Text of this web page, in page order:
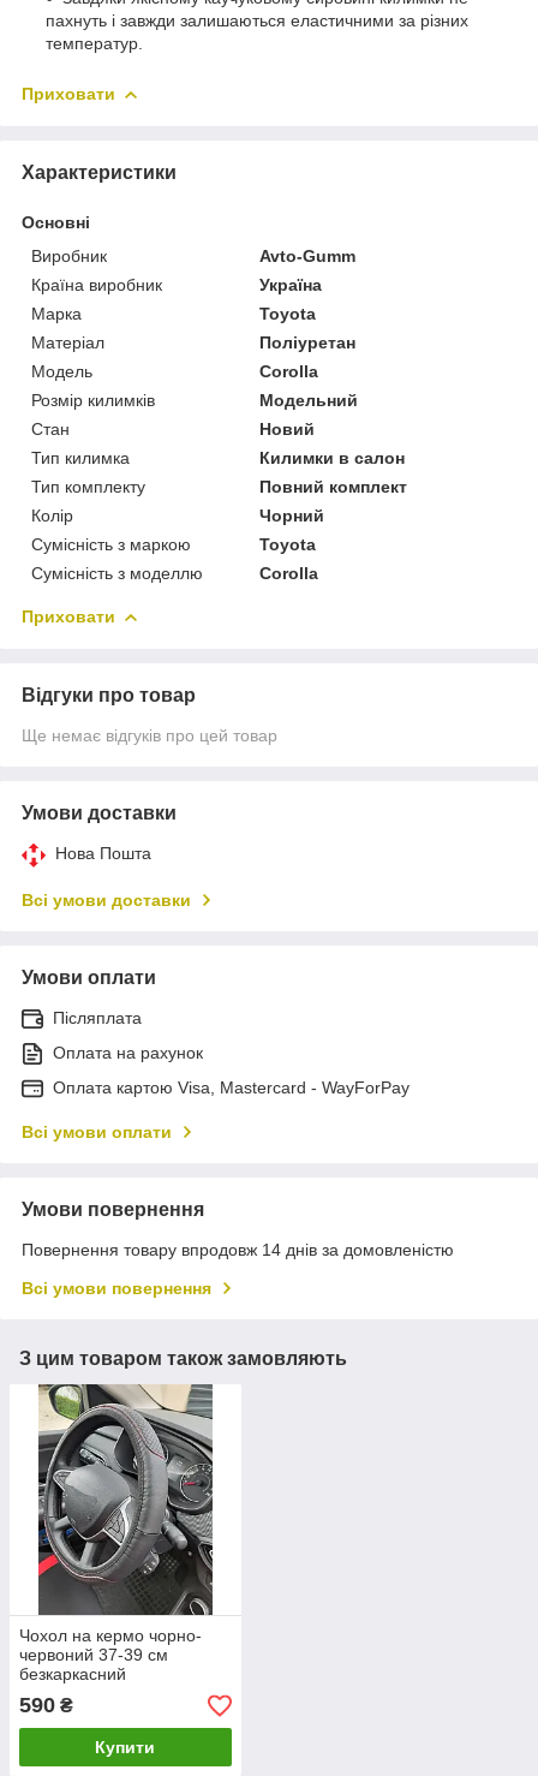
пахнуть і завжди залишаються еластичними за різних
температур.
Приховати
Характеристики
Основні
Виробник
Avto-Gumm
Країна виробник
Україна
Марка
Toyota
Матеріал
Поліуретан
Модель
Corolla
Розмір килимків
Модельний
Стан
Новий
Тип килимка
Килимки в салон
Тип комплекту
Повний комплект
Колір
Чорний
Сумісність з маркою
Toyota
Сумісність з моделлю
Corolla
Приховати
Відгуки про товар
Ще немає відгуків про цей товар
Умови доставки
Нова Пошта
Всі умови доставки
Умови оплати
Післяплата
Оплата на рахунок
Оплата картою Visa, Mastercard - WayForPay
Всі умови оплати
Умови повернення
Повернення товару впродовж 14 днів за домовленістю
Всі умови повернення
З цим товаром також замовляють
Чохол на кермо чорно-
червоний 37-39 см
безкаркасний
590 ₴
Купити